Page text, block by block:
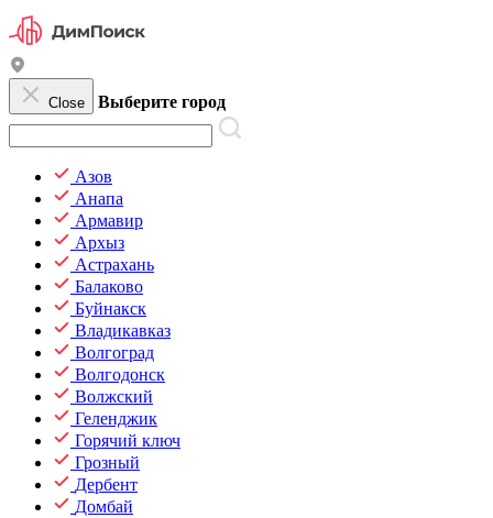
Close Выберите город
Азов
Анапа
Армавир
Архыз
Астрахань
Балаково
Буйнакск
Владикавказ
Волгоград
Волгодонск
Волжский
Геленджик
Горячий ключ
Грозный
Дербент
Домбай